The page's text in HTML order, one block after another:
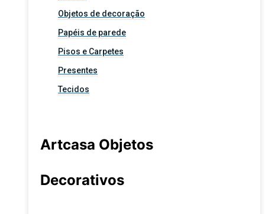
Objetos de decoração
Papéis de parede
Pisos e Carpetes
Presentes
Tecidos
Artcasa Objetos
Decorativos